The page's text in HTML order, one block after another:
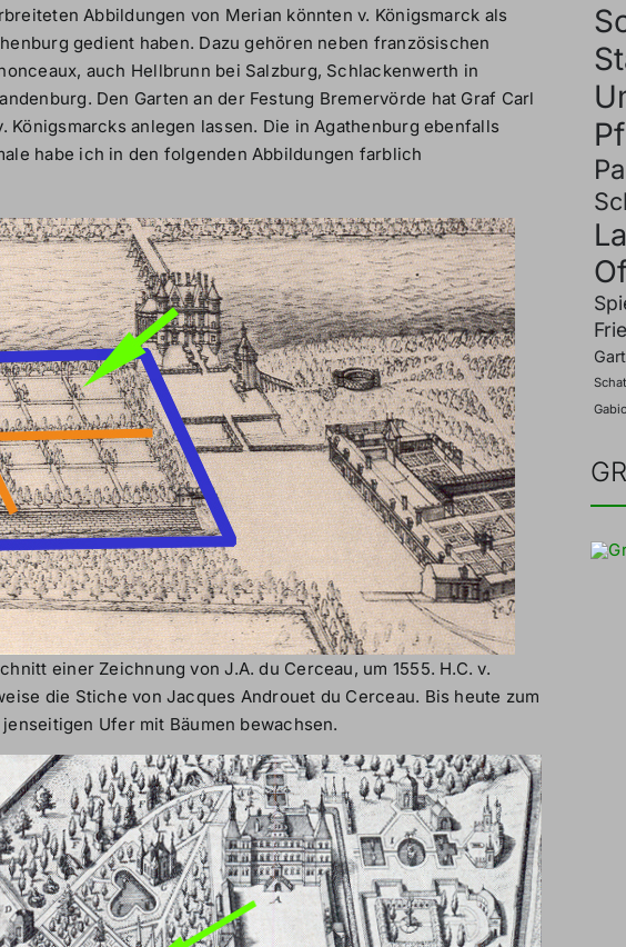
Abbildungen von Merian könnten v. Königsmarck als
gedient haben. Dazu gehören neben französischen
auch Hellbrunn bei Salzburg, Schlackenwerth in
Den Garten an der Festung Bremervörde hat Graf Carl
Königsmarcks anlegen lassen. Die in Agathenburg ebenfalls
habe ich in den folgenden Abbildungen farblich
einer Zeichnung von J.A. du Cerceau, um 1555. H.C. v.
die Stiche von Jacques Androuet du Cerceau. Bis heute zum
Ufer mit Bäumen bewachsen.